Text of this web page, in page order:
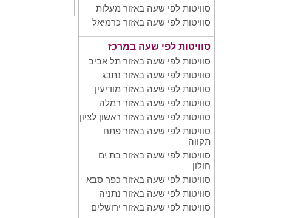
סוויטות לפי שעה באזור מעלות
סוויטות לפי שעה באזור כרמיאל
סוויטות לפי שעה במרכז
סוויטות לפי שעה באזור תל אביב
סוויטות לפי שעה באזור נתבג
סוויטות לפי שעה באזור מודיעין
סוויטות לפי שעה באזור רמלה
סוויטות לפי שעה באזור ראשון לציון
סוויטות לפי שעה באזור פתח
תקווה
סוויטות לפי שעה באזור בת ים
חולון
סוויטות לפי שעה באזור כפר סבא
סוויטות לפי שעה באזור נתניה
סוויטות לפי שעה באזור ירושלים